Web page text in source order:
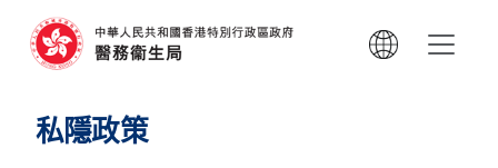
私隱政策